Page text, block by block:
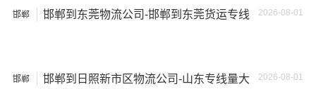
邯郸 2026-08-01
邯郸到东莞物流公司-邯郸到东莞货运专线
邯郸 2026-08-01
邯郸到日照新市区物流公司-山东专线量大